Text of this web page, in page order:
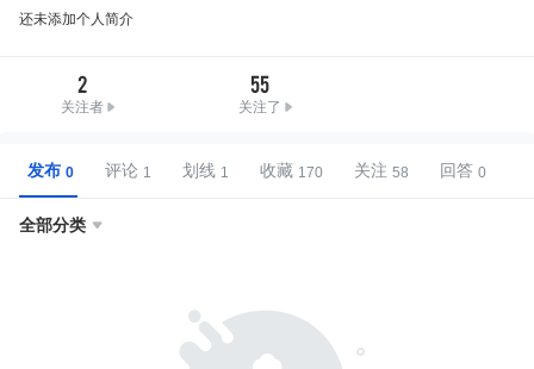
还未添加个人简介
2
关注者
55
关注了
发布 评论 划线 收藏 关注 回答
全部分类 